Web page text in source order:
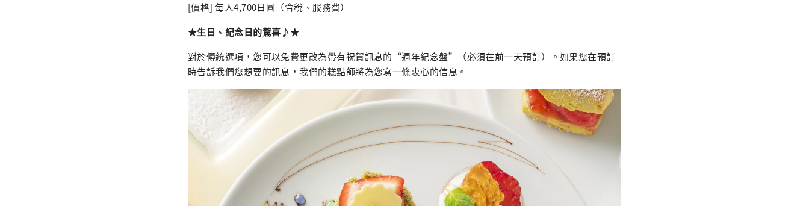
[價格] 每人4,700日圓（含稅、服務費）
★生日、紀念日的驚喜♪★
對於傳統選項，您可以免費更改為帶有祝賀訊息的“週年紀念盤”（必須在前一天預訂）。如果您在預訂
時告訴我們您想要的訊息，我們的糕點師將為您寫一條衷心的信息。